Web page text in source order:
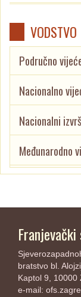
VODSTVO
Područno
Nacionalno
Nacionalni
Međunarodno
bratstvo bl.
Kaptol 9, 10000
e-mail: